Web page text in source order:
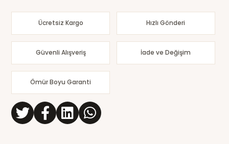
Ücretsiz Kargo Hızlı Gönderi
Güvenli Alışveriş İade ve Değişim
Ömür Boyu Garanti